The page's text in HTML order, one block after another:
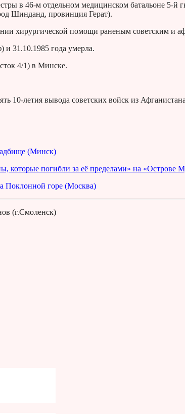
в 46-м отдельном медицинском батальоне 5-й
Шинданд, провинция Герат).
хирургической помощи раненым советским и
31.10.1985 года умерла.
4/1) в Минске.
10-летия вывода советских войск из
(Минск)
которые погибли за её пределами» на «Острове
Поклонной горе (Москва)
(г.Смоленск)